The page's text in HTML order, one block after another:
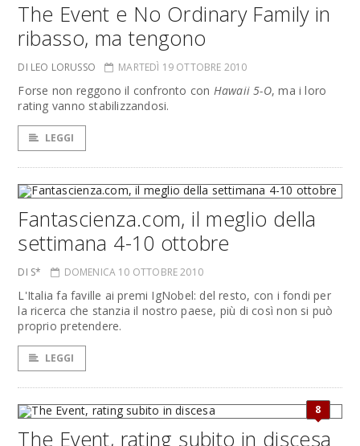
The Event e No Ordinary Family in
ribasso, ma tengono
DI LEO LORUSSO MARTEDÌ 19 OTTOBRE 2010
Forse non reggono il confronto con Hawaii 5-O, ma i loro
rating vanno stabilizzandosi.
LEGGI
Fantascienza.com, il meglio della
settimana 4-10 ottobre
DI S* DOMENICA 10 OTTOBRE 2010
L'Italia fa faville ai premi IgNobel: del resto, con i fondi per
la ricerca che stanzia il nostro paese, più di così non si può
proprio pretendere.
LEGGI
8
The Event, rating subito in discesa